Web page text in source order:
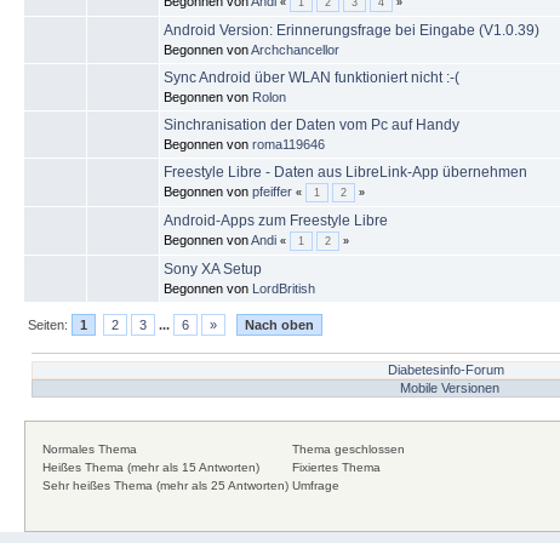
Android Version: Erinnerungsfrage bei Eingabe (V1.0.39)
Begonnen vonArchchancellor
Sync Android über WLAN funktioniert nicht :-(
Begonnen von Rolon
Sinchranisation der Daten vom Pc auf Handy
Begonnen von roma119646
Freestyle Libre - Daten aus LibreLink-App übernehmen
Begonnen von pfeiffer « 1 2 »
Android-Apps zum Freestyle Libre
Begonnen vonAndi « 1 2 »
Sony XA Setup
Begonnen von LordBritish
Seiten: 1 2 3 ... 6 » Nach oben
Diabetesinfo-Forum
Mobile Versionen
Normales Thema
Heißes Thema (mehr als 15 Antworten)
Sehr heißes Thema (mehr als 25 Antworten)
Thema geschlossen
Fixiertes Thema
Umfrage